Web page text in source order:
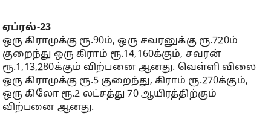
ஏப்ரல்-23
ஒரு கிராமுக்கு ரூ.90ம், ஒரு சவரனுக்கு ரூ.720ம்
குறைந்து ஒரு கிராம் ரூ.14,160க்கும், சவரன்
ரூ.1,13,280க்கும் விற்பனை ஆனது. வெள்ளி விலை
ஒரு கிராமுக்கு ரூ.5 குறைந்து, கிராம் ரூ.270க்கும்,
ஒரு கிலோ ரூ.2 லட்சத்து 70 ஆயிரத்திற்கும்
விற்பனை ஆனது.